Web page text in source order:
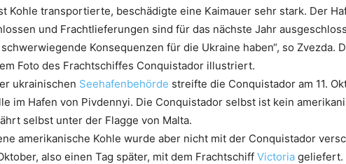
Kohle transportierte, beschädigte eine Kaimauer sehr stark. Der
und Frachtlieferungen sind für das nächste Jahr
Konsequenzen für die Ukraine haben“, so Zvezda.
Foto des Frachtschiffes Conquistador illustriert.
ukrainischen Seehafenbehörde streifte die Conquistador am 11.
im Hafen von Pivdennyi. Die Conquistador selbst ist kein
selbst unter der Flagge von Malta.
amerikanische Kohle wurde aber nicht mit der Conquistador
also einen Tag später, mit dem Frachtschiff Victoria geliefert.